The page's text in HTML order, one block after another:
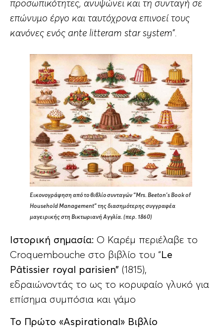
προσωπικότητες, ανυψώνει και τη συνταγή σε
επώνυμο έργο και ταυτόχρονα επινοεί τους
κανόνες ενός ante litteram star system”.
Εικονογράφηση από το βιβλίο συνταγών “Mrs. Beeton’s Book of
Household Management” της διασημότερης συγγραφέα
μαγειρικής στη Βικτωριανή Αγγλία. (περ. 1860)
Ιστορική σημασία: Ο Καρέμ περιέλαβε το
Croquembouche στο βιβλίο του “ Le
Pâtissier royal parisien” (1815),
εδραιώνοντάς το ως το κορυφαίο γλυκό για
επίσημα συμπόσια και γάμο
Το Πρώτο «Aspirational» Βιβλίο